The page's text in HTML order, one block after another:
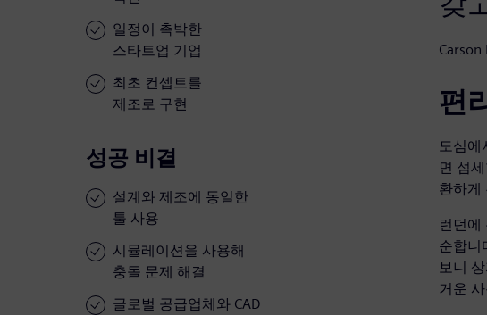
일정이 촉박한
스타트업 기업
최초 컨셉트를
제조로 구현
성공 비결
설계와 제조에 동일한
툴 사용
시뮬레이션을 사용해
충돌 문제 해결
글로벌 공급업체와 CAD
편
도심에
면 섬
환하게
런던에
순합니
보니
거운